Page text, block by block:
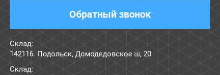
Обратный звонок
Склад:
142116. Подольск, Домодедовское ш, 20
Склад: